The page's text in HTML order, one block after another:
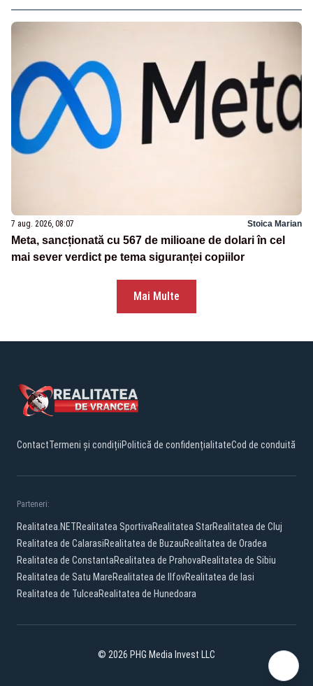
7 aug. 2026, 08:07 Stoica Marian
Meta, sancționată cu 567 de milioane de dolari în cel
mai sever verdict pe tema siguranței copiilor
Mai Multe
ContactTermeni și condițiiPolitică de confidențialitateCod de conduită
Parteneri:
Realitatea.NETRealitatea SportivaRealitatea StarRealitatea de Cluj
Realitatea de CalarasiRealitatea de BuzauRealitatea de Oradea
Realitatea de ConstantaRealitatea de PrahovaRealitatea de Sibiu
Realitatea de Satu MareRealitatea de IlfovRealitatea de Iasi
Realitatea de TulceaRealitatea de Hunedoara
© 2026 PHG Media Invest LLC